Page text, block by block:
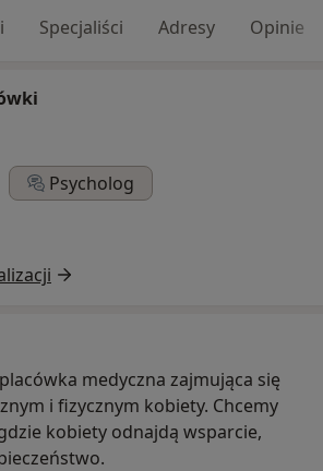
Specjaliści Adresy Opinie
Psycholog
medyczna zajmująca się
i fizycznym kobiety. Chcemy
kobiety odnajdą wsparcie,